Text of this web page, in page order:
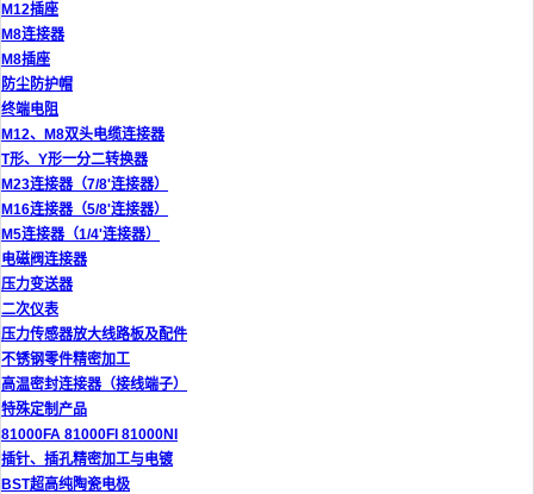
M12插座
M8连接器
M8插座
防尘防护帽
终端电阻
M12、M8双头电缆连接器
T形、Y形一分二转换器
M23连接器（7/8'连接器）
M16连接器（5/8'连接器）
M5连接器（1/4'连接器）
电磁阀连接器
压力变送器
二次仪表
压力传感器放大线路板及配件
不锈钢零件精密加工
高温密封连接器（接线端子）
特殊定制产品
81000FA 81000FI 81000NI
插针、插孔精密加工与电镀
BST超高纯陶瓷电极